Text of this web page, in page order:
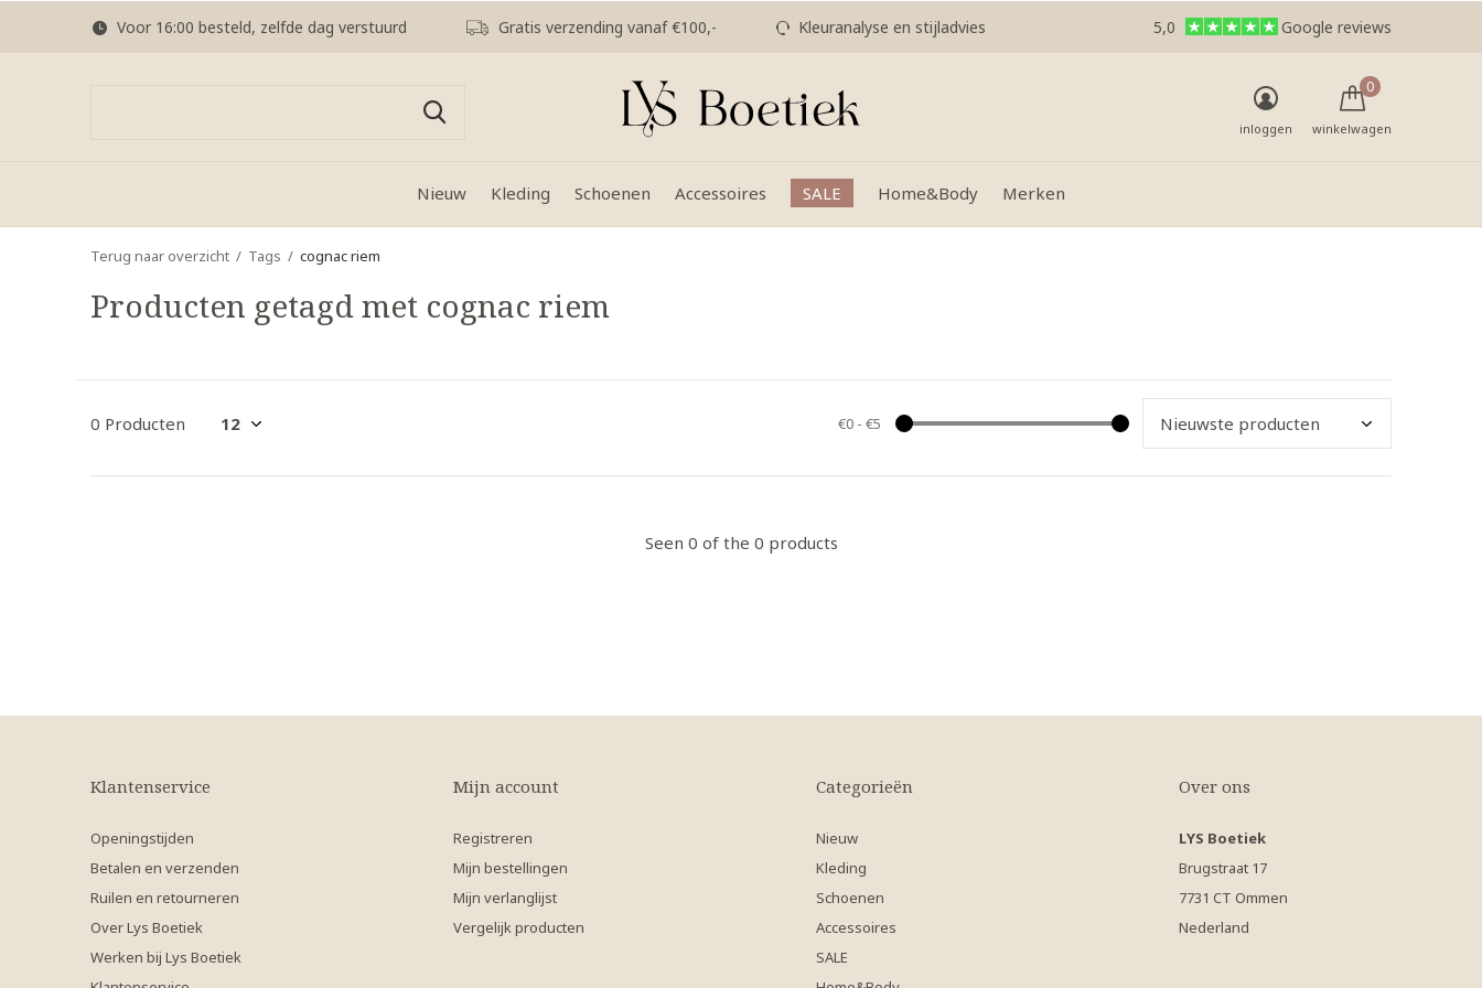
Nieuw Kleding Schoenen Accessoires SALE Home&Body Merken
inloggen winkelwagen
0
Voor 16:00 besteld, zelfde dag verstuurd Gratis verzending vanaf €100,- Kleuranalyse en stijladvies 5,0 Google reviews
Terug naar overzicht Tags cognac riem
Producten getagd met cognac riem
0 Producten €0- €5
Seen 0 of the 0 products
Klantenservice
Openingstijden
Betalen en verzenden
Ruilen en retourneren
Over Lys Boetiek
Werken bij Lys Boetiek
Mijn account
Registreren
Mijn bestellingen
Mijn verlanglijst
Vergelijk producten
Categorieën
Nieuw
Kleding
Schoenen
Accessoires
SALE
Over ons
LYS Boetiek
Brugstraat 17
7731 CT Ommen
Nederland